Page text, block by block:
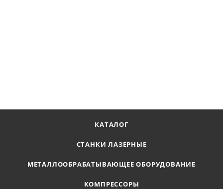
КАТАЛОГ
СТАНКИ ЛАЗЕРНЫЕ
МЕТАЛЛООБРАБАТЫВАЮЩЕЕ ОБОРУДОВАНИЕ
КОМПРЕССОРЫ